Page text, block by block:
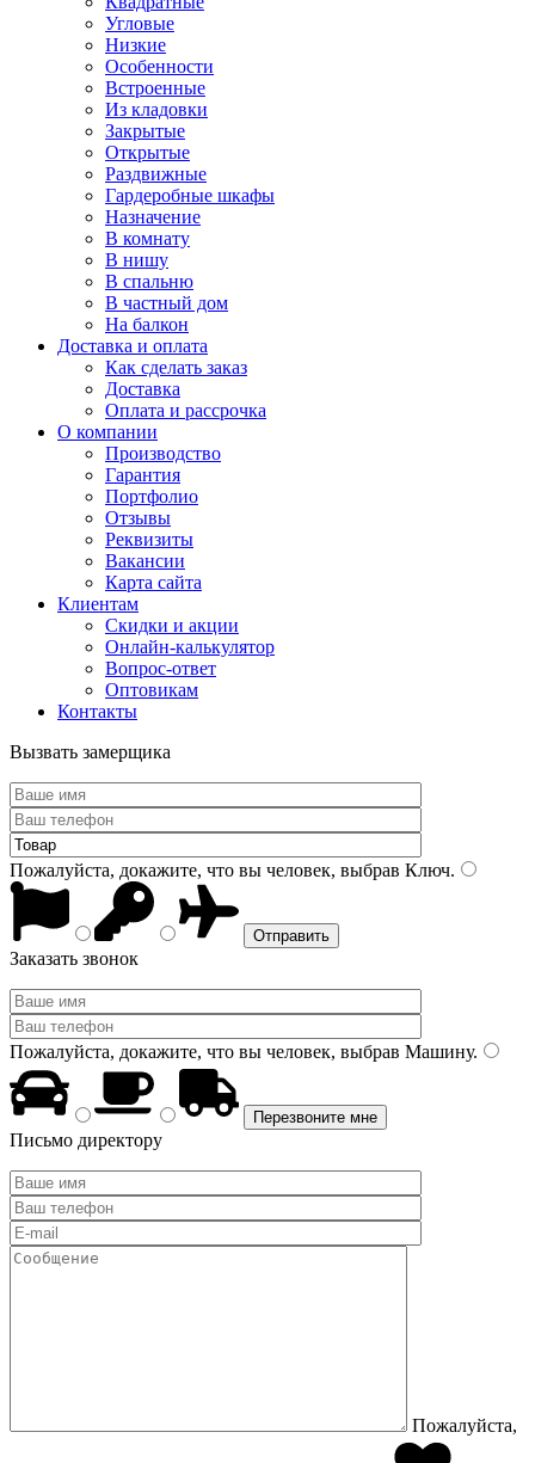
Угловые
Низкие
Особенности
Встроенные
Из кладовки
Закрытые
Открытые
Раздвижные
Гардеробные шкафы
Назначение
В комнату
В нишу
В спальню
В частный дом
На балкон
Доставка и оплата
Как сделать заказ
Доставка
Оплата и рассрочка
О компании
Производство
Гарантия
Портфолио
Отзывы
Реквизиты
Вакансии
Карта сайта
Клиентам
Скидки и акции
Онлайн-калькулятор
Вопрос-ответ
Оптовикам
Контакты
Вызвать замерщика
Пожалуйста, докажите, что вы человек, выбрав Ключ.
Заказать звонок
Пожалуйста, докажите, что вы человек, выбрав Машину.
Письмо директору
Пожалуйста,